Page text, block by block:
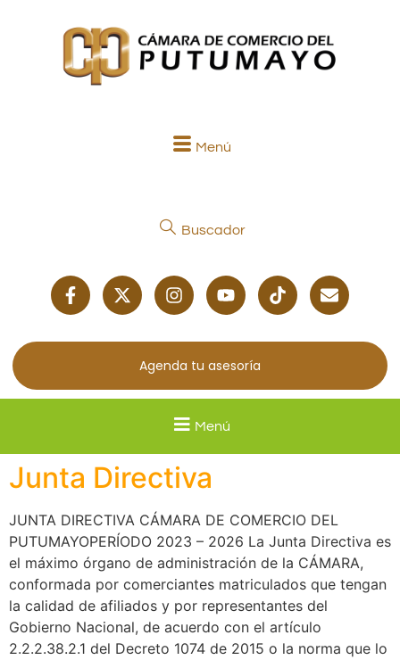
Menú
Buscador
Agenda tu asesoría
Menú
Junta Directiva
JUNTA DIRECTIVA CÁMARA DE COMERCIO DEL
PUTUMAYOPERÍODO 2023 – 2026 La Junta Directiva es
el máximo órgano de administración de la CÁMARA,
conformada por comerciantes matriculados que tengan
la calidad de afiliados y por representantes del
Gobierno Nacional, de acuerdo con el artículo
2.2.2.38.2.1 del Decreto 1074 de 2015 o la norma que lo